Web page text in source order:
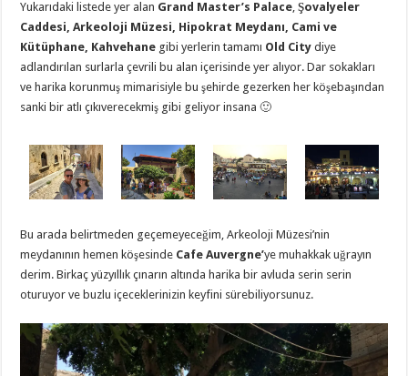
Yukarıdaki listede yer alan Grand Master’s Palace ,Şovalyeler
Caddesi, Arkeoloji Müzesi, Hipokrat Meydanı, Cami ve
Kütüphane, Kahvehane gibi yerlerin tamamı Old City diye
adlandırılan surlarla çevrili bu alan içerisinde yer alıyor. Dar sokakları
ve harika korunmuş mimarisiyle bu şehirde gezerken her köşebaşından
sanki bir atlı çıkıverecekmiş gibi geliyor insana 🙂
Bu arada belirtmeden geçemeyeceğim, Arkeoloji Müzesi’nin
meydanının hemen köşesinde Cafe Auvergne’ye muhakkak uğrayın
derim. Birkaç yüzyıllık çınarın altında harika bir avluda serin serin
oturuyor ve buzlu içeceklerinizin keyfini sürebiliyorsunuz.